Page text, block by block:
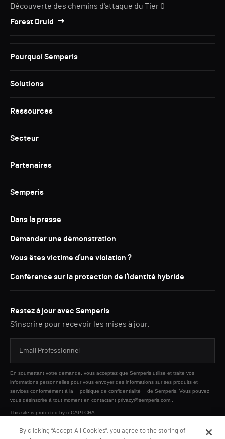
Découverte des chemins d'attaque du Tier 0
Forest Druid
Pourquoi Semperis
Solutions
Ressources
Secteur
Partenaires
Semperis
Dans la presse
Demander une démonstration
Vous êtes victime d'une violation ?
Conférence sur la protection de l'identité hybride
Restez à jour avec Semperis
S'inscrire pour recevoir les mises à jour.
En soumettant votre demande, vous acceptez que Semperis utilise et traite vos
informations personnelles pour vous envoyer des informations sur ses produits et
services conformément à la
politique de confidentialité
de Semperis. Vous pouvez
vous désinscrire à tout moment en contactant privacy@semperis.com..
This site is protected by reCAPTCHA.
By clicking “Accept All Cookies”, you agree to the storing of